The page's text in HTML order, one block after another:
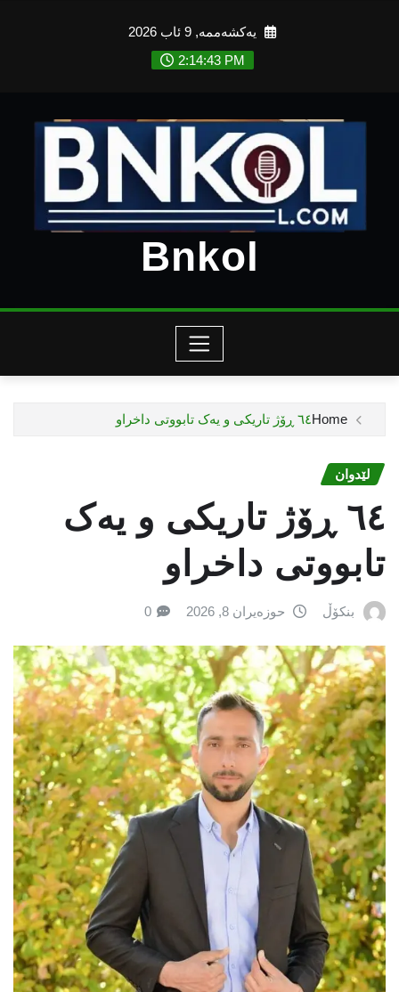
یەکشەممە, 9 ئاب 2026
2:14:45 PM
Bnkol
Home٦٤ ڕۆژ تاریکی و یەک تابووتی داخراو
لێدوان
٦٤ ڕۆژ تاریکی و یەک
تابووتی داخراو
بنکۆڵ حوزەیران 8, 2026 0